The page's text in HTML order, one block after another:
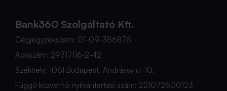
Bank360 Szolgáltató Kft.
Cégjegyzékszám: 01-09-386875
Adószám: 29317116-2-42
Székhely: 1061 Budapest, Andrássy út 10.
Függő közvetítői nyilvántartási szám: 221072600123